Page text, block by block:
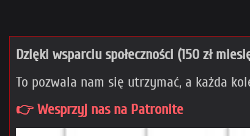
Dzięki wsparciu społeczności (150 zł
To pozwala nam się utrzymać, a każda
👉 Wesprzyj nas na Patronite